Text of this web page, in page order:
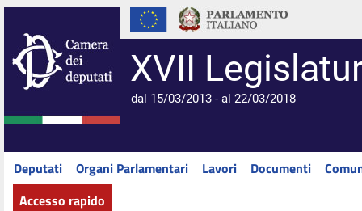
XVII
dal 15/03/2013 - al 22/03/2018
Deputati Organi Parlamentari Lavori Documenti
Accesso rapido